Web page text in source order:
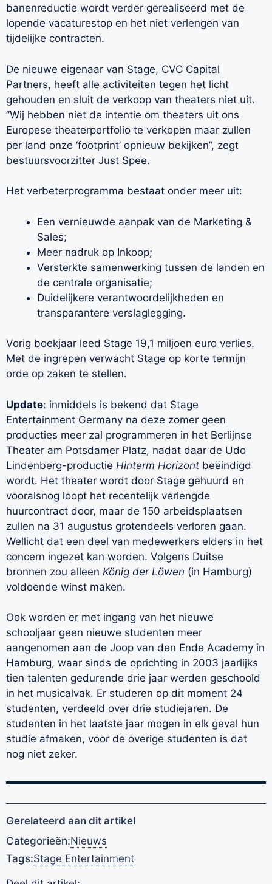
banenreductie wordt verder gerealiseerd met de
lopende vacaturestop en het niet verlengen van
tijdelijke contracten.
De nieuwe eigenaar van Stage, CVC Capital
Partners, heeft alle activiteiten tegen het licht
gehouden en sluit de verkoop van theaters niet uit.
”Wij hebben niet de intentie om theaters uit ons
Europese theaterportfolio te verkopen maar zullen
per land onze ‘footprint’ opnieuw bekijken”, zegt
bestuursvoorzitter Just Spee.
Het verbeterprogramma bestaat onder meer uit:
Een vernieuwde aanpak van de Marketing &
Sales;
Meer nadruk op Inkoop;
Versterkte samenwerking tussen de landen en
de centrale organisatie;
Duidelijkere verantwoordelijkheden en
transparantere verslaglegging.
Vorig boekjaar leed Stage 19,1 miljoen euro verlies.
Met de ingrepen verwacht Stage op korte termijn
orde op zaken te stellen.
Update: inmiddels is bekend dat Stage
Entertainment Germany na deze zomer geen
producties meer zal programmeren in het Berlijnse
Theater am Potsdamer Platz, nadat daar de Udo
Lindenberg-productie Hinterm Horizont beëindigd
wordt. Het theater wordt door Stage gehuurd en
vooralsnog loopt het recentelijk verlengde
huurcontract door, maar de 150 arbeidsplaatsen
zullen na 31 augustus grotendeels verloren gaan.
Wellicht dat een deel van medewerkers elders in het
concern ingezet kan worden. Volgens Duitse
bronnen zou alleen König der Löwen (in Hamburg)
voldoende winst maken.
Ook worden er met ingang van het nieuwe
schooljaar geen nieuwe studenten meer
aangenomen aan de Joop van den Ende Academy in
Hamburg, waar sinds de oprichting in 2003 jaarlijks
tien talenten gedurende drie jaar werden geschoold
in het musicalvak. Er studeren op dit moment 24
studenten, verdeeld over drie studiejaren. De
studenten in het laatste jaar mogen in elk geval hun
studie afmaken, voor de overige studenten is dat
nog niet zeker.
Gerelateerd aan dit artikel
Categorieën:Nieuws
Tags:Stage Entertainment